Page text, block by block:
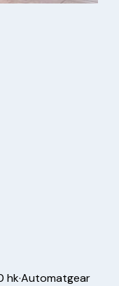
hk·Automatgear